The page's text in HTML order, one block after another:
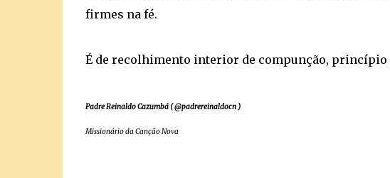
firmes na fé.
É de recolhimento interior de compunção, princípio
Padre Reinaldo Cazumbá ( @padrereinaldocn )
Missionário da Canção Nova